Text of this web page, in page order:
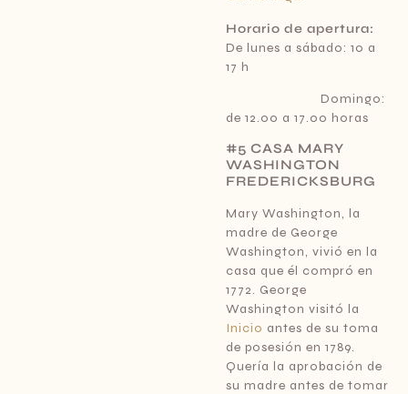
Horario de apertura:
De lunes a sábado: 10 a
17 h
Domingo:
de 12.00 a 17.00 horas
#5 CASA MARY
WASHINGTON
FREDERICKSBURG
Mary Washington, la
madre de George
Washington, vivió en la
casa que él compró en
1772. George
Washington visitó la
Inicio antes de su toma
de posesión en 1789.
Quería la aprobación de
su madre antes de tomar